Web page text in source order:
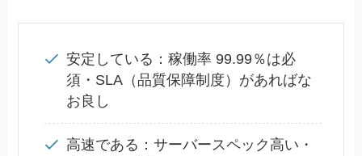
安定している ：稼働率 99.99％は必
須・SLA（品質保障制度）があればな
お良し
高速である ：サーバースペック高い・